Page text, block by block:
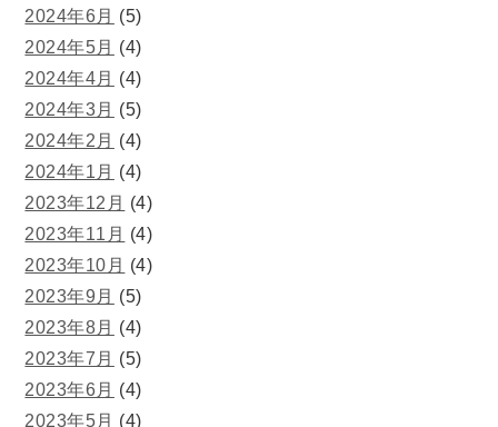
2024年6月 (5)
2024年5月 (4)
2024年4月 (4)
2024年3月 (5)
2024年2月 (4)
2024年1月 (4)
2023年12月 (4)
2023年11月 (4)
2023年10月 (4)
2023年9月 (5)
2023年8月 (4)
2023年7月 (5)
2023年6月 (4)
2023年5月 (4)